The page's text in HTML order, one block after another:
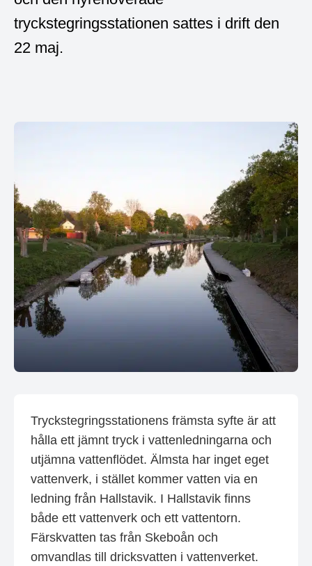
tryckstegringsstationen sattes i drift den
22 maj.
Tryckstegringsstationens främsta syfte är att
hålla ett jämnt tryck i vattenledningarna och
utjämna vattenflödet. Älmsta har inget eget
vattenverk, i stället kommer vatten via en
ledning från Hallstavik. I Hallstavik finns
både ett vattenverk och ett vattentorn.
Färskvatten tas från Skeboån och
omvandlas till dricksvatten i vattenverket.